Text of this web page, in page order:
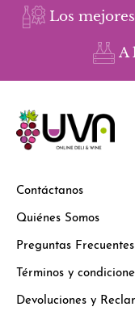
Los
A
Contáctanos
Quiénes Somos
Preguntas Frecuentes
Términos y
Devoluciones y